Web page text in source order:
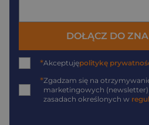
DOŁĄCZ DO
*Akceptujępolitykę
*Zgadzam się na
marketingowych
zasadach określonych w